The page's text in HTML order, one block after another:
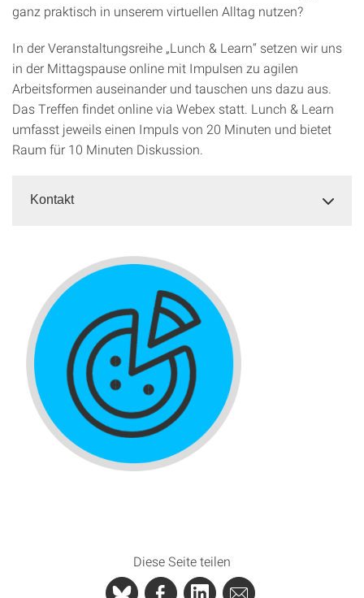
ganz praktisch in unserem virtuellen Alltag nutzen?
In der Veranstaltungsreihe „Lunch & Learn“ setzen wir uns
in der Mittagspause online mit Impulsen zu agilen
Arbeitsformen auseinander und tauschen uns dazu aus.
Das Treffen findet online via Webex statt. Lunch & Learn
umfasst jeweils einen Impuls von 20 Minuten und bietet
Raum für 10 Minuten Diskussion.
Kontakt
Diese Seite teilen